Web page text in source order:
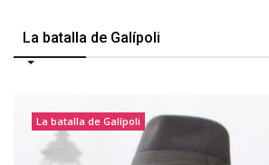
La batalla de Galípoli
La batalla de Galípoli